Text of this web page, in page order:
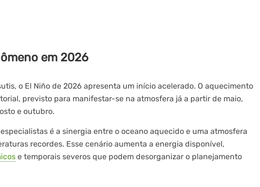
em 2026
o El Niño de 2026 apresenta um início acelerado. O aquecimento
previsto para manifestar-se na atmosfera já a partir de maio,
e outubro.
é a sinergia entre o oceano aquecido e uma atmosfera
recordes. Esse cenário aumenta a energia disponível,
e temporais severos que podem desorganizar o planejamento